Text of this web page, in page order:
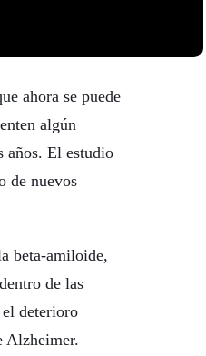
ahora se puede
algún
años. El estudio
de nuevos
beta-amiloide,
de las
deterioro
Alzheimer.